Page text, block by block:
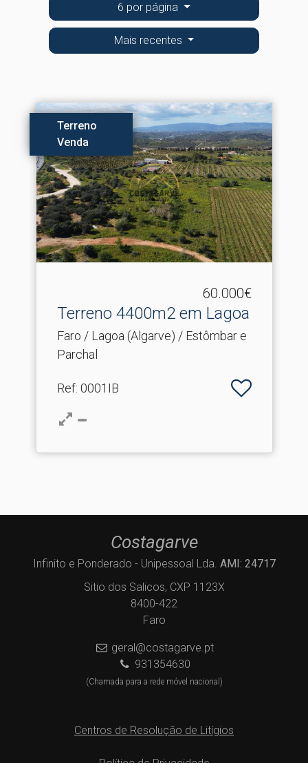
6 por página
Mais recentes
Terreno
Venda
60.000€
Terreno 4400m2 em Lagoa
Faro / Lagoa (Algarve) / Estômbar e
Parchal
Ref: 0001IB
Costagarve
Infinito e Ponderado - Unipessoal Lda. AMI: 24717
Sitio dos Salicos, CXP 1123X
8400-422
Faro
geral@costagarve.pt
931354630
(Chamada para a rede móvel nacional)
Centros de Resolução de Litígios